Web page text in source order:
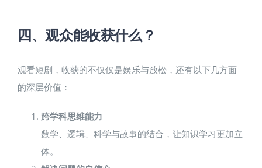
四、观众能收获什么？​
观看短剧，收获的不仅仅是娱乐与放松，还有以下几方面
的深层价值：
跨学科思维能力
数学、逻辑、科学与故事的结合，让知识学习更加立
体。